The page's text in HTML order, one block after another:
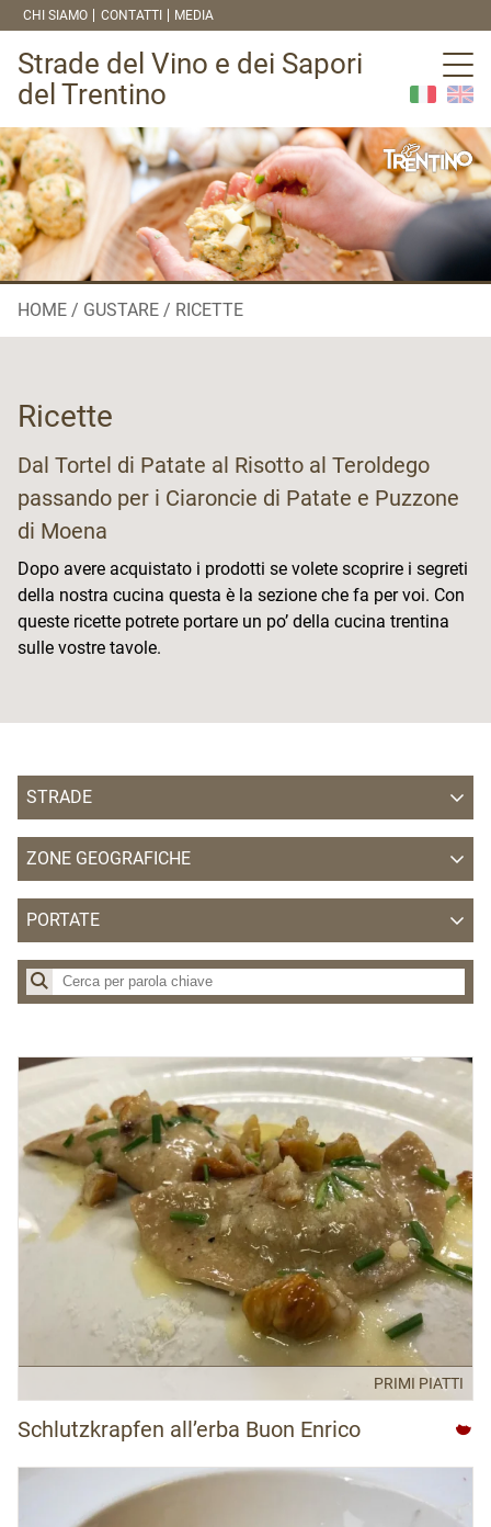
CHI SIAMO CONTATTI MEDIA
Strade del Vino e dei Sapori
del Trentino
HOME GUSTARE RICETTE
Ricette
Dal Tortel di Patate al Risotto al Teroldego
passando per i Ciaroncie di Patate e Puzzone
di Moena
Dopo avere acquistato i prodotti se volete scoprire i segreti
della nostra cucina questa è la sezione che fa per voi. Con
queste ricette potrete portare un po’ della cucina trentina
sulle vostre tavole.
STRADE
Strada del Vino
Strada della Mela
ZONE GEOGRAFICHE
APT Alpe Cimbra - Folgaria Lavarone Luserna Vigolana
APT delle Valli di Sole, Peio e Rabbi
APT Dolomiti Paganella
APT Madonna di Campiglio
APT San Martino di Castrozza, Passo Rolle, Primiero e Vanoi
APT Terme di Comano - Dolomiti di Brenta
APT Trento, Monte Bondone
APT Val di Fiemme
APT Val di Fassa
APT Val di Non
APT Valsugana Lagorai
Azienda per il Turismo di Rovereto e Vallagarina
Azienda per il Turismo Rovereto e Vallagarina
PORTATE
Antipasti
Dolci
Pane
Primi piatti
Secondi e contorni
PRIMI PIATTI
Schlutzkrapfen all’erba Buon Enrico